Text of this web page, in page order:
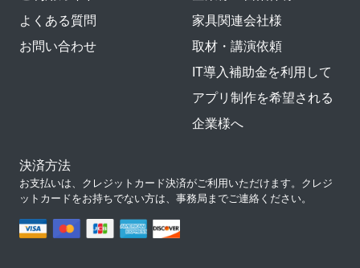
よくある質問
お問い合わせ
家具関連会社様
取材・講演依頼
IT導入補助金を利用して
アプリ制作を希望される
企業様へ
決済方法
お支払いは、クレジットカード決済がご利用いただけます。クレジ
ットカードをお持ちでない方は、事務局までご連絡ください。